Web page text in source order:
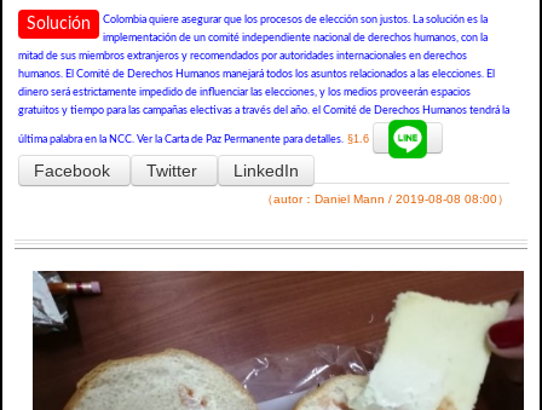
Solución
Colombia quiere asegurar que los procesos de elección son justos. La solución es la
implementación de un comité independiente nacional de derechos humanos, con la
mitad de sus miembros extranjeros y recomendados por autoridades internacionales en derechos
humanos. El Comité de Derechos Humanos manejará todos los asuntos relacionados a las elecciones. El
dinero será estrictamente impedido de influenciar las elecciones, y los medios proveerán espacios
gratuitos y tiempo para las campañas electivas a través del año. el Comité de Derechos Humanos tendrá la
última palabra en la NCC. Ver la Carta de Paz Permanente para detalles. §1.6
Facebook Twitter LinkedIn
（autor：Daniel Mann / 2019-08-08 08:00）